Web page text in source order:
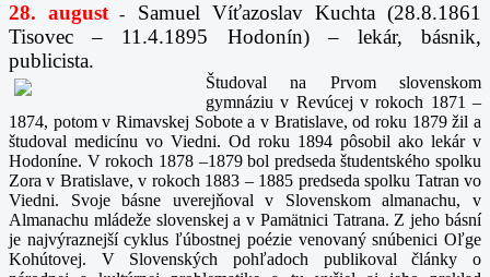
28. august-
Samuel Víťazoslav Kuchta (28.8.1861
Tisovec – 11.4.1895 Hodonín) – lekár, básnik,
publicista.
Študoval na Prvom slovenskom
gymnáziu v Revúcej v rokoch 1871 –
1874, potom v Rimavskej Sobote a v Bratislave, od roku 1879 žil a
študoval medicínu vo Viedni. Od roku 1894 pôsobil ako lekár v
Hodoníne. V rokoch 1878 –1879 bol predseda študentského spolku
Zora v Bratislave, v rokoch 1883 – 1885 predseda spolku Tatran vo
Viedni. Svoje básne uverejňoval v Slovenskom almanachu, v
Almanachu mládeže slovenskej a v Pamätnici Tatrana. Z jeho básní
je najvýraznejší cyklus ľúbostnej poézie venovaný snúbenici Oľge
Kohútovej. V Slovenských pohľadoch publikoval články o